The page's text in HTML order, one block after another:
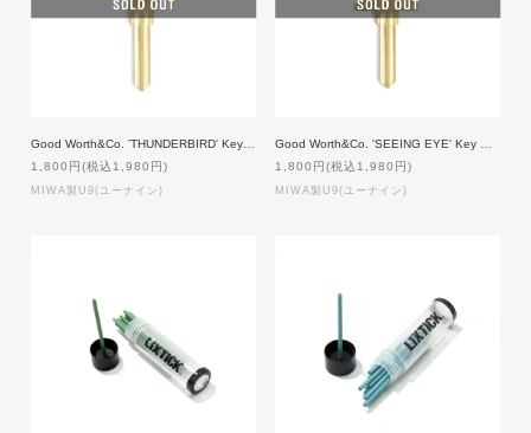
1,800円(税込1,980円)
MIWA製U9(ユーナイン)
1,800円(税込1,980円)
MIWA製U9(ユーナイン)